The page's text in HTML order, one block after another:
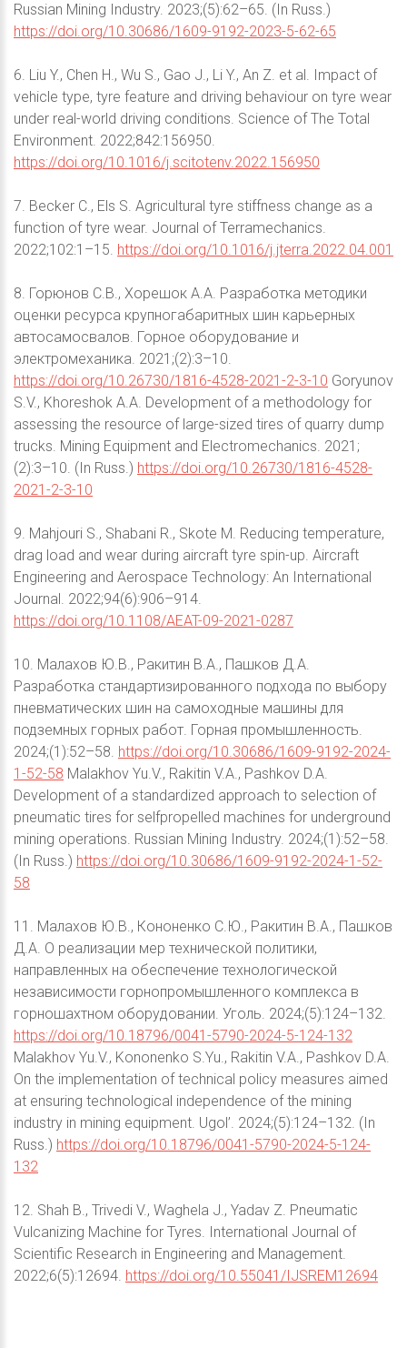
Russian Mining Industry. 2023;(5):62–65. (In Russ.)
https://doi.org/10.30686/1609-9192-2023-5-62-65
6. Liu Y., Chen H., Wu S., Gao J., Li Y., An Z. et al. Impact of
vehicle type, tyre feature and driving behaviour on tyre wear
under real-world driving conditions. Science of The Total
Environment. 2022;842:156950.
https://doi.org/10.1016/j.scitotenv.2022.156950
7. Becker C., Els S. Agricultural tyre stiffness change as a
function of tyre wear. Journal of Terramechanics.
2022;102:1–15. https://doi.org/10.1016/j.jterra.2022.04.001
8. Горюнов С.В., Хорешок А.А. Разработка методики
оценки ресурса крупногабаритных шин карьерных
автосамосвалов. Горное оборудование и
электромеханика. 2021;(2):3–10.
https://doi.org/10.26730/1816-4528-2021-2-3-10 Goryunov
S.V., Khoreshok A.A. Development of a methodology for
assessing the resource of large-sized tires of quarry dump
trucks. Mining Equipment and Electromechanics. 2021;
(2):3–10. (In Russ.) https://doi.org/10.26730/1816-4528-
2021-2-3-10
9. Mahjouri S., Shabani R., Skote M. Reducing temperature,
drag load and wear during aircraft tyre spin-up. Aircraft
Engineering and Aerospace Technology: An International
Journal. 2022;94(6):906–914.
https://doi.org/10.1108/AEAT-09-2021-0287
10. Малахов Ю.В., Ракитин В.А., Пашков Д.А.
Разработка стандартизированного подхода по выбору
пневматических шин на самоходные машины для
подземных горных работ. Горная промышленность.
2024;(1):52–58. https://doi.org/10.30686/1609-9192-2024-
1-52-58 Malakhov Yu.V., Rakitin V.A., Pashkov D.A.
Development of a standardized approach to selection of
pneumatic tires for selfpropelled machines for underground
mining operations. Russian Mining Industry. 2024;(1):52–58.
(In Russ.) https://doi.org/10.30686/1609-9192-2024-1-52-
58
11. Малахов Ю.В., Кононенко С.Ю., Ракитин В.А., Пашков
Д.А. О реализации мер технической политики,
направленных на обеспечение технологической
независимости горнопромышленного комплекса в
горношахтном оборудовании. Уголь. 2024;(5):124–132.
https://doi.org/10.18796/0041-5790-2024-5-124-132
Malakhov Yu.V., Kononenko S.Yu., Rakitin V.A., Pashkov D.A.
On the implementation of technical policy measures aimed
at ensuring technological independence of the mining
industry in mining equipment. Ugol’. 2024;(5):124–132. (In
Russ.) https://doi.org/10.18796/0041-5790-2024-5-124-
132
12. Shah B., Trivedi V., Waghela J., Yadav Z. Pneumatic
Vulcanizing Machine for Tyres. International Journal of
Scientific Research in Engineering and Management.
2022;6(5):12694. https://doi.org/10.55041/IJSREM12694